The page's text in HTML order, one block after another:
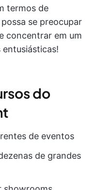
termos de
se preocupar
concentrar em um
do
de eventos
de grandes